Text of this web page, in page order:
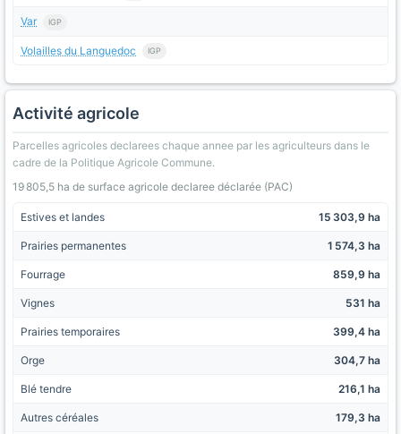
Var IGP
Volailles du Languedoc IGP
Activité agricole
Parcelles agricoles declarees chaque annee par les agriculteurs dans le
cadre de la Politique Agricole Commune.
19 805,5 ha de surface agricole declaree déclarée (PAC)
Estives et landes 15 303,9 ha
Prairies permanentes 1 574,3 ha
Fourrage 859,9 ha
Vignes 531 ha
Prairies temporaires 399,4 ha
Orge 304,7 ha
Blé tendre 216,1 ha
Autres céréales 179,3 ha